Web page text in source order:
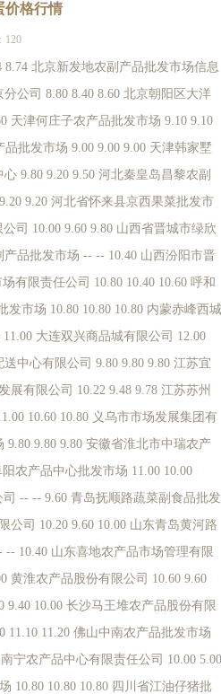
价格行情
120
北京新发地农副产品批发市场信息
公司 8.80 8.40 8.60 北京朝阳区大洋
天津何庄子农产品批发市场 9.10 9.10
批发市场 9.00 9.00 9.00 天津韩家墅
9.80 9.20 9.50 河北秦皇岛昌黎农副
9.20 河北省怀来县京西果菜批发市
司 10.00 9.60 9.80 山西省晋城市绿欣
品批发市场 -- -- 10.40 山西汾阳市晋
有限责任公司 10.80 10.40 10.60 呼和
市场 10.80 10.80 10.80 内蒙赤峰西城
大连双兴商品城有限公司 12.00
中心有限公司 9.80 9.80 9.80 江苏宜
展有限公司 10.22 9.48 9.78 江苏苏州
10.60 10.80 义乌市市场发展集团有
9.80 9.80 9.80 安徽省淮北市中瑞农产
农产品中心批发市场 11.00 10.00
-- -- 9.60 青岛抚顺路蔬菜副食品批发
公司 10.20 9.60 10.00 山东青岛黄河路
10.40 山东喜地农产品市场管理有限
黄淮农产品股份有限公司 10.60 9.60
10.00 长沙马王堆农产品股份有限
11.10 11.20 佛山中南农产品批发市场
宁农产品中心有限责任公司 10.00 5.00
10.80 10.80 10.80 四川省江油仔猪批